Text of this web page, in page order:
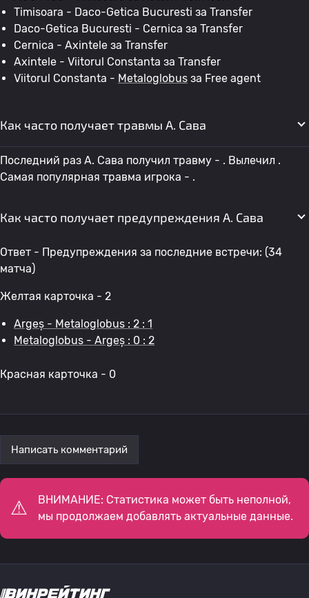
Timisoara - Daco-Getica Bucuresti за Transfer
Daco-Getica Bucuresti - Cernica за Transfer
Cernica - Axintele за Transfer
Axintele - Viitorul Constanta за Transfer
Viitorul Constanta - Metaloglobus за Free agent
Как часто получает травмы А. Сава
Последний раз А. Сава получил травму - . Вылечил .
Самая популярная травма игрока - .
Как часто получает предупреждения А. Сава
Ответ - Предупреждения за последние встречи: (34
матча)
Желтая карточка - 2
Argeș - Metaloglobus : 2 : 1
Metaloglobus - Argeș : 0 : 2
Красная карточка - 0
Написать комментарий
ВНИМАНИЕ: Статистика может быть неполной,
мы продолжаем добавлять актуальные данные.